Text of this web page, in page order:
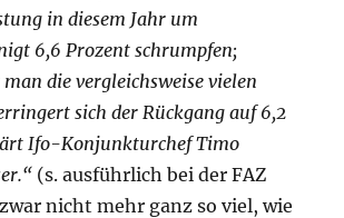
in diesem Jahr um
6,6 Prozent schrumpfen;
die vergleichsweise vielen
sich der Rückgang auf 6,2
Ifo-Konjunkturchef Timo
(s. ausführlich bei der FAZ
nicht mehr ganz so viel, wie